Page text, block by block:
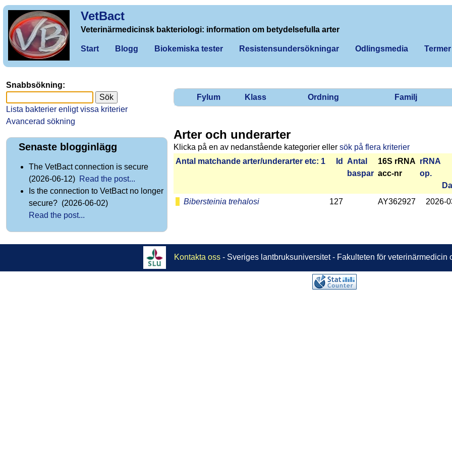
VetBact
Veterinärmedicinsk bakteriologi: information om betydelsefulla arter
Start Blogg Biokemiska tester Resistensundersökningar Odlingsmedia Termer
Fylum Klass Ordning Familj
Arter och underarter
Klicka på en av nedanstående kategorier eller sök på flera kriterier
Antal matchan­de arter/­under­arter etc: 1
Id
Antal
bas­par
16S rRNA
acc-nr
r­RNA
op.
Bibersteinia trehalosi
127 AY362927 2026-­
Snabbsökning:
Lista bakterier enligt vissa kriterier
Avancerad sökning
Senaste blogginlägg
The VetBact connection is secure
(2026-06-12) Read the post...
Is the connection to VetBact no longer
secure? (2026-06-02)
Read the post...
Kontakta oss- Sveriges lantbruksuniversitet - Fakulteten för veterinärmedicin